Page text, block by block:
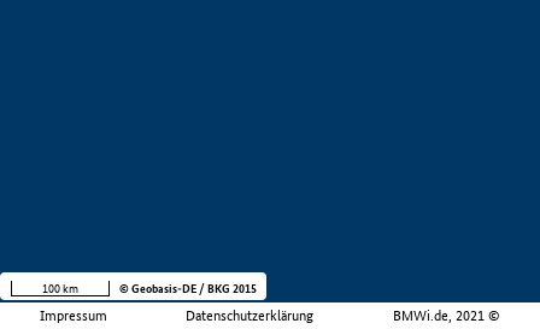
Impressum Datenschutzerklärung BMWi.de, 2021 ©
100 km © Geobasis-DE / BKG 2015